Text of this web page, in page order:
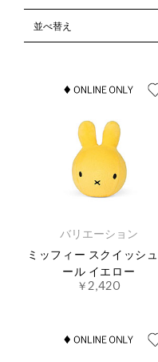
並べ替え
バリエーション
ミッフィー スクイッシ
ール イエロー
￥2,420